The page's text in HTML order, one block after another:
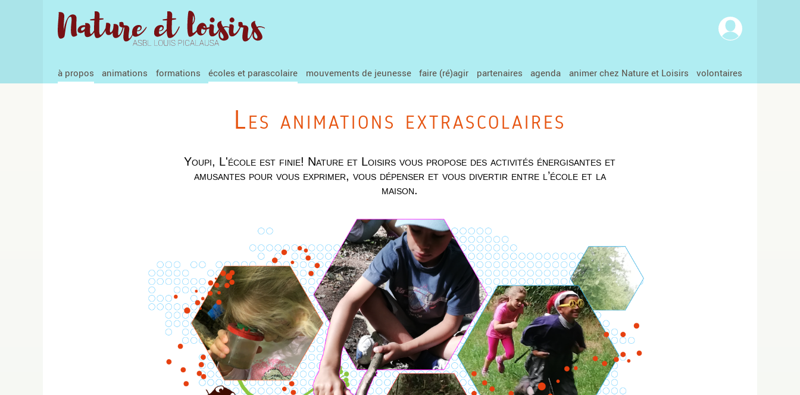
à propos animations formations écoles et parascolaire mouvements de jeunesse faire (ré)agir partenaires agenda animer chez Nature et Loisirs volontaires
Les animations extrascolaires
Youpi, L'école est finie! Nature et Loisirs vous propose des activités énergisantes et
amusantes pour vous exprimer, vous dépenser et vous divertir entre l’école et la
maison.